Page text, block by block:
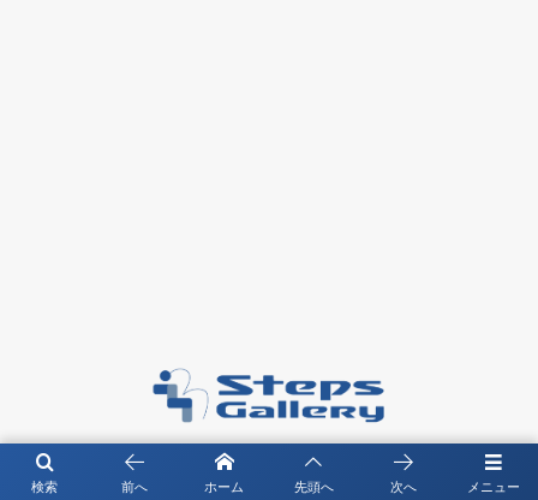
メニュー
検索 前へ ホーム 先頭へ 次へ
〒104－0061 東京都中央区銀座4-4-13 琉映ビル5F